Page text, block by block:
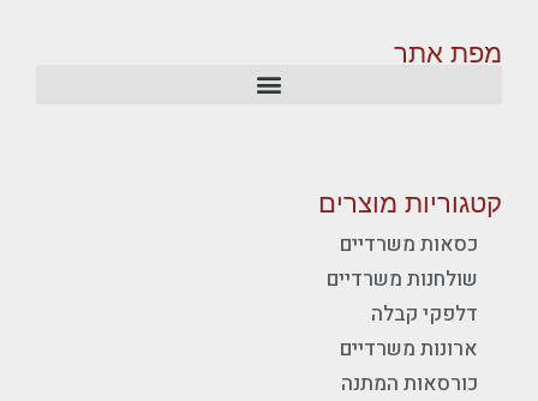
מפת אתר
קטגוריות מוצרים
כסאות משרדיים
שולחנות משרדיים
דלפקי קבלה
ארונות משרדיים
כורסאות המתנה